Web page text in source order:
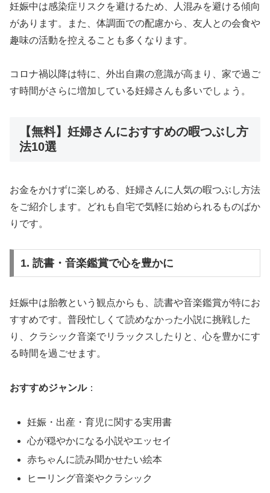
妊娠中は感染症リスクを避けるため、人混みを避ける傾向
があります。また、体調面での配慮から、友人との会食や
趣味の活動を控えることも多くなります。
コロナ禍以降は特に、外出自粛の意識が高まり、家で過ご
す時間がさらに増加している妊婦さんも多いでしょう。
【無料】妊婦さんにおすすめの暇つぶし方
法10選
お金をかけずに楽しめる、妊婦さんに人気の暇つぶし方法
をご紹介します。どれも自宅で気軽に始められるものばか
りです。
1. 読書・音楽鑑賞で心を豊かに
妊娠中は胎教という観点からも、読書や音楽鑑賞が特にお
すすめです。普段忙しくて読めなかった小説に挑戦した
り、クラシック音楽でリラックスしたりと、心を豊かにす
る時間を過ごせます。
おすすめジャンル：
妊娠・出産・育児に関する実用書
心が穏やかになる小説やエッセイ
赤ちゃんに読み聞かせたい絵本
ヒーリング音楽やクラシック